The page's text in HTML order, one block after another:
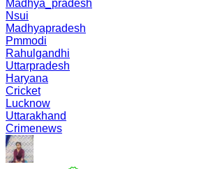
Madhya_pradesh
Nsui
Madhyapradesh
Pmmodi
Rahulgandhi
Uttarpradesh
Haryana
Cricket
Lucknow
Uttarakhand
Crimenews